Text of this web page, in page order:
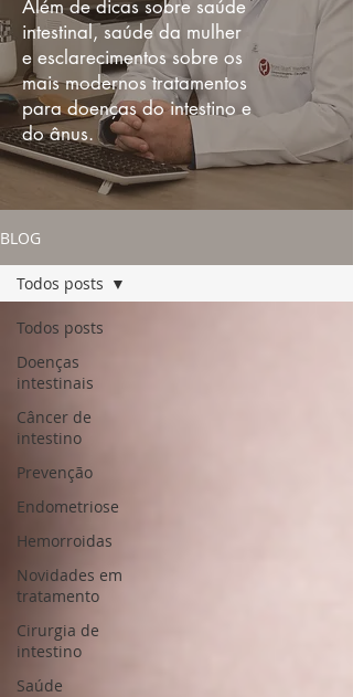
Além de dicas sobre saúde
intestinal, saúde da mulher
e esclarecimentos sobre os
mais modernos tratamentos
para doenças do intestino e
do ânus.
BLOG
Todos posts
Doenças
intestinais
Câncer de
intestino
Prevenção
Endometriose
Hemorroidas
Novidades em
tratamento
Cirurgia de
intestino
Saúde
Todos posts